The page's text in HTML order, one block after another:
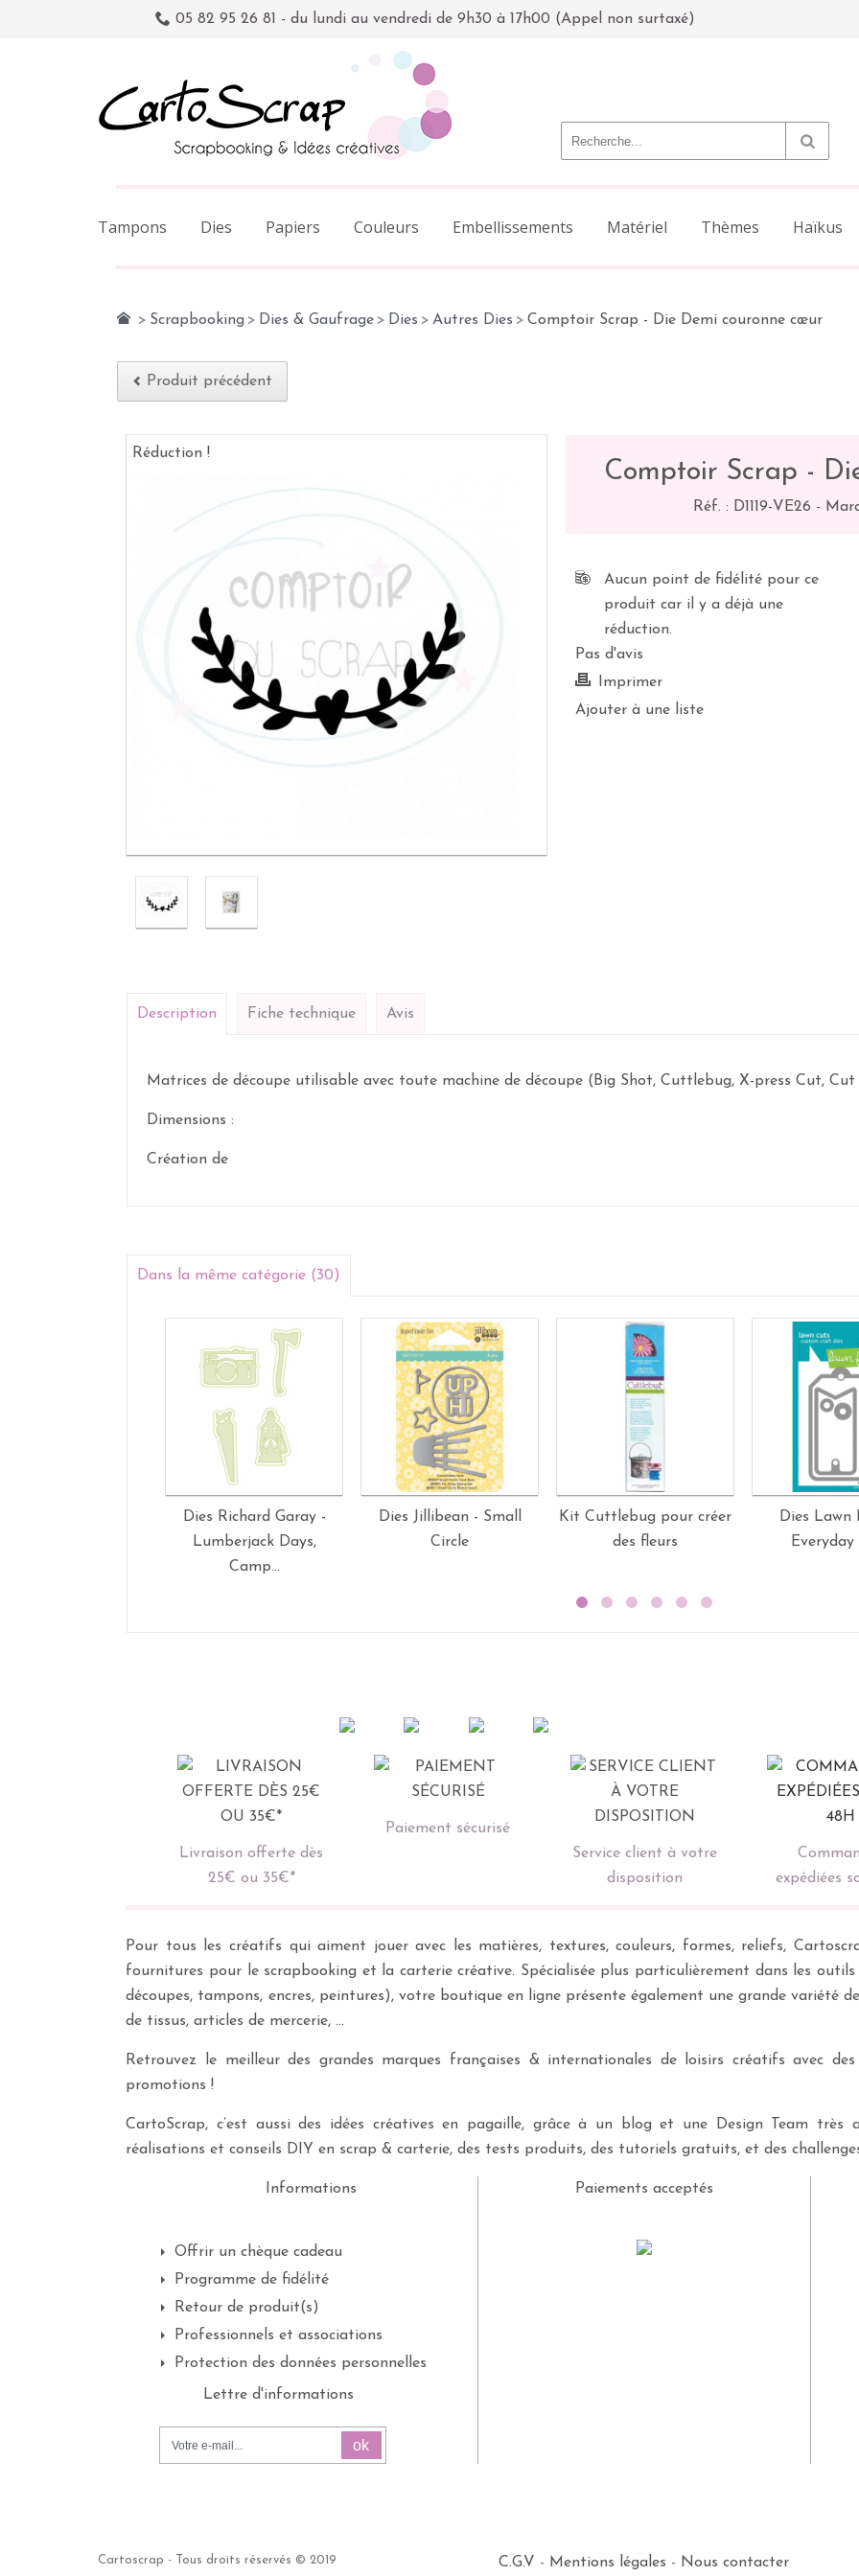
05 82 95 26 81 - du lundi au vendredi de 9h30 à 17h00 (Appel non surtaxé)
Tampons Dies Papiers Couleurs Embellissements Matériel Thèmes Haïkus
> Scrapbooking > Dies & Gaufrage > Dies > Autres Dies > Comptoir Scrap - Die Demi couronne cœur
Produit précédent
Réduction !
Comptoir Scrap -
Réf. : D1119-VE26 -
Aucun point de fidélité pour ce
produit car il y a déjà une
réduction.
Pas d'avis
Imprimer
Ajouter à une liste
Description Fiche technique Avis
Matrices de découpe utilisable avec toute machine de découpe (Big Shot, Cuttlebug, X-press Cut, Cut
Dimensions :
Création de
Dans la même catégorie (30)
Dies Richard Garay -
Lumberjack Days,
Camp...
Dies Jillibean - Small
Circle
Kit Cuttlebug pour créer
des fleurs
Dies Lawn
Everyday
Livraison offerte dès
25€ ou 35€*
Paiement sécurisé
Service client à votre
disposition
expédiées
Pour tous les créatifs qui aiment jouer avec les matières, textures, couleurs, formes, reliefs,
fournitures pour le scrapbooking et la carterie créative. Spécialisée plus particulièrement dans les
découpes, tampons, encres, peintures), votre boutique en ligne présente également une grande variété
de tissus, articles de mercerie, …
Retrouvez le meilleur des grandes marques françaises & internationales de loisirs créatifs avec
promotions !
CartoScrap, c’est aussi des idées créatives en pagaille, grâce à un blog et une Design Team très
réalisations et conseils DIY en scrap & carterie, des tests produits, des tutoriels gratuits, et des
Informations
Offrir un chèque cadeau
Programme de fidélité
Retour de produit(s)
Professionnels et associations
Protection des données personnelles
Paiements acceptés
Lettre d'informations
ok
Cartoscrap - Tous droits réservés © 2019 C.G.V - Mentions légales - Nous contacter